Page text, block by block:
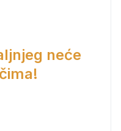
neće